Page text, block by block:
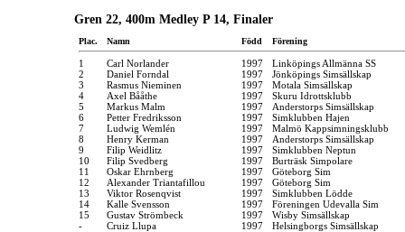
Gren 22, 400m Medley P 14, Finaler
Plac. Namn Född Förening
1 Carl Norlander 1997
Linköpings Allmänna SS
2
Daniel Forndal 1997
Jönköpings Simsällskap
3
Rasmus Nieminen 1997
Motala Simsällskap
4
Axel Bååthe 1997
Skuru Idrottsklubb
5
Markus Malm 1997
Anderstorps Simsällskap
6
Petter Fredriksson 1997
Simklubben Hajen
7
Ludwig Wemlén 1997
Malmö Kappsimningsklubb
8
Henry Kerman 1997
Anderstorps Simsällskap
9
Filip Weidlitz 1997
Simklubben Neptun
10
Filip Svedberg 1997
Burträsk Simpolare
11
Oskar Ehrnberg 1997
Göteborg Sim
12
Alexander Triantafillou 1997
Göteborg Sim
13
Viktor Rosenqvist 1997
Simklubben Lödde
14
Kalle Svensson 1997
Föreningen Udevalla Sim
15
Gustav Strömbeck 1997
Wisby Simsällskap
-
Cruiz Llupa 1997 Helsingborgs Simsällskap